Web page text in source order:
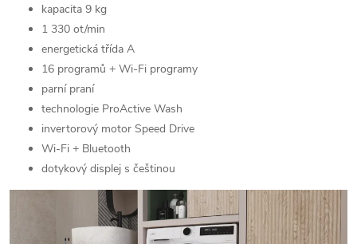
kapacita 9 kg
1 330 ot/min
energetická třída A
16 programů + Wi-Fi programy
parní praní
technologie ProActive Wash
invertorový motor Speed Drive
Wi-Fi + Bluetooth
dotykový displej s češtinou